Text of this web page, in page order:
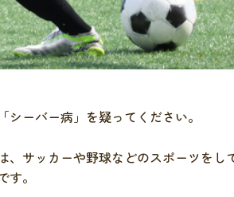
ーバー病」を疑ってください。
サッカーや野球などのスポーツをし
。